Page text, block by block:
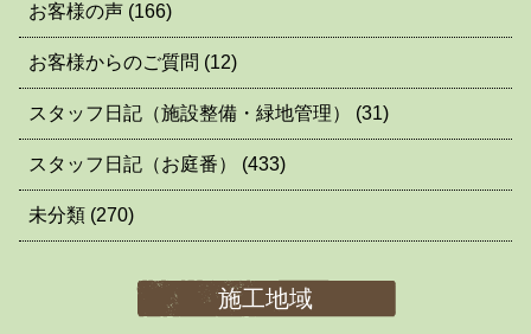
お客様の声 (166)
お客様からのご質問 (12)
スタッフ日記（施設整備・緑地管理） (31)
スタッフ日記（お庭番） (433)
未分類 (270)
施工地域